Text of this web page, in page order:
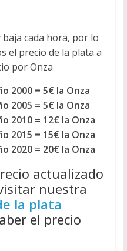
cada hora, por lo
el precio de la plata a
por Onza
2000 = 5€ la Onza
2005 = 5€ la Onza
2010 = 12€ la Onza
2015 = 15€ la Onza
2020 = 20€ la Onza
actualizado
nuestra
la plata
el precio